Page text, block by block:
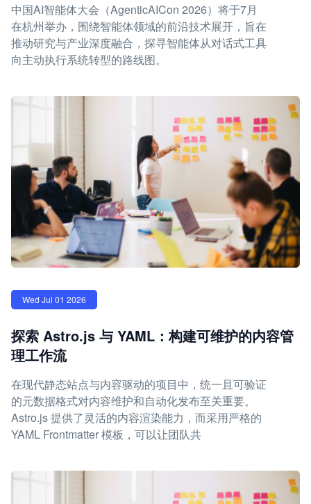
中国AI智能体大会（AgenticAICon 2026）将于7月
在杭州举办，围绕智能体领域的前沿技术展开，旨在
推动研究与产业深度融合，探寻智能体从对话式工具
向主动执行系统转型的路线图。
Wed Jul 01 2026
探索 Astro.js 与 YAML：构建可维护的内容管
理工作流
在现代静态站点与内容驱动的项目中，统一且可验证
的元数据格式对内容维护和自动化发布至关重要。
Astro.js 提供了灵活的内容渲染能力，而采用严格的
YAML Frontmatter 模板，可以让团队共